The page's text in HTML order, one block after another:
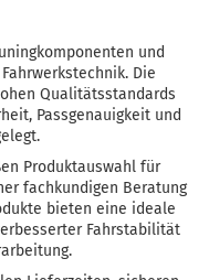
und
Die
Qualitätsstandards
Passgenauigkeit und
Produktauswahl für
fachkundigen Beratung
bieten eine ideale
Fahrstabilität